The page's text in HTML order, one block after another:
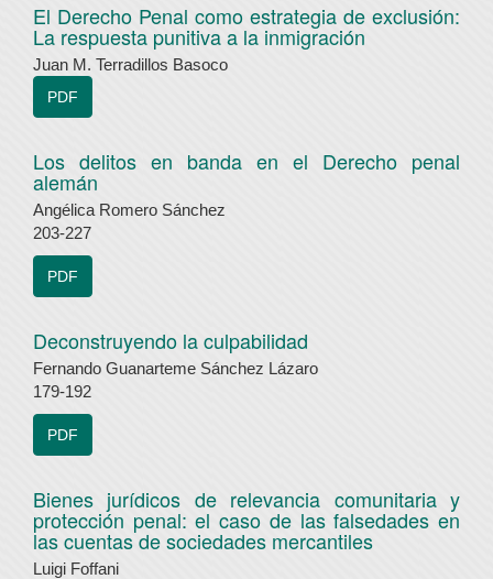
El Derecho Penal como estrategia de exclusión:
La respuesta punitiva a la inmigración
Juan M. Terradillos Basoco
PDF
Los delitos en banda en el Derecho penal
alemán
Angélica Romero Sánchez
203-227
PDF
Deconstruyendo la culpabilidad
Fernando Guanarteme Sánchez Lázaro
179-192
PDF
Bienes jurídicos de relevancia comunitaria y
protección penal: el caso de las falsedades en
las cuentas de sociedades mercantiles
Luigi Foffani